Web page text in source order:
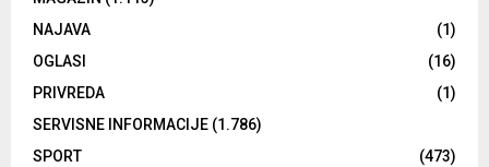
NAJAVA
(1)
OGLASI
(16)
PRIVREDA
(1)
SERVISNE INFORMACIJE (1.786)
SPORT
(473)